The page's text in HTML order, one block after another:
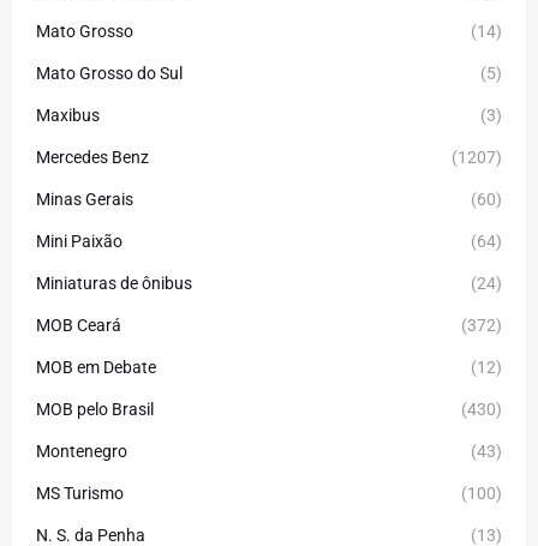
Mato Grosso (14)
Mato Grosso do Sul (5)
Maxibus (3)
Mercedes Benz (1207)
Minas Gerais (60)
Mini Paixão (64)
Miniaturas de ônibus (24)
MOB Ceará (372)
MOB em Debate (12)
MOB pelo Brasil (430)
Montenegro (43)
MS Turismo (100)
N. S. da Penha (13)